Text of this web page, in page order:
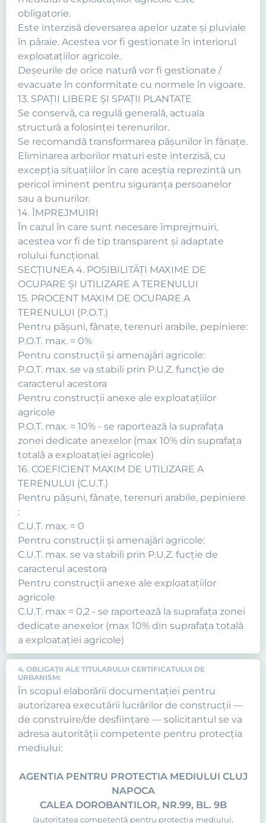
obligatorie.
Este interzisă deversarea apelor uzate şi pluviale
în pâraie. Acestea vor fi gestionate în interiorul
exploataţiilor agricole.
Deşeurile de orice natură vor fi gestionate /
evacuate în conformitate cu normele în vigoare.
13. SPAŢII LIBERE ŞI SPAŢII PLANTATE
Se conservă, ca regulă generală, actuala
structură a folosinţei terenurilor.
Se recomandă transformarea păşunilor în fânaţe.
Eliminarea arborilor maturi este interzisă, cu
excepţia situaţiilor în care aceştia reprezintă un
pericol iminent pentru siguranţa persoanelor
sau a bunurilor.
14. ÎMPREJMUIRI
În cazul în care sunt necesare împrejmuiri,
acestea vor fi de tip transparent şi adaptate
rolului funcţional.
SECŢIUNEA 4. POSIBILITĂŢI MAXIME DE
OCUPARE ŞI UTILIZARE A TERENULUI
15. PROCENT MAXIM DE OCUPARE A
TERENULUI (P.O.T.)
Pentru păşuni, fânaţe, terenuri arabile, pepiniere:
P.O.T. max. = 0%
Pentru construcţii şi amenajări agricole:
P.O.T. max. se va stabili prin P.U.Z. funcţie de
caracterul acestora
Pentru construcţii anexe ale exploataţiilor
agricole
P.O.T. max. = 10% - se raportează la suprafaţa
zonei dedicate anexelor (max 10% din suprafaţa
totală a exploataţiei agricole)
16. COEFICIENT MAXIM DE UTILIZARE A
TERENULUI (C.U.T.)
Pentru păşuni, fânaţe, terenuri arabile, pepiniere
:
C.U.T. max. = 0
Pentru construcţii şi amenajări agricole:
C.U.T. max. se va stabili prin P.U.Z. fucţie de
caracterul acestora
Pentru construcţii anexe ale exploataţiilor
agricole
C.U.T. max = 0,2 - se raportează la suprafaţa zonei
dedicate anexelor (max 10% din suprafaţa totală
a exploataţiei agricole)
4. OBLIGAŢII ALE TITULARULUI CERTIFICATULUI DE
URBANISM:
În scopul elaborării documentaţiei pentru
autorizarea executării lucrărilor de construcţii —
de construire/de desfiinţare — solicitantul se va
adresa autorităţii competente pentru protecţia
mediului:
AGENTIA PENTRU PROTECTIA MEDIULUI CLUJ
NAPOCA
CALEA DOROBANTILOR, NR.99, BL. 9B
(autoritatea competentă pentru protecţia mediului,